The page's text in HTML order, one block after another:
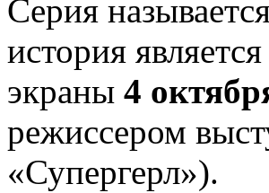
Серия
история
экраны 4
режиссером
«Супергерл»).